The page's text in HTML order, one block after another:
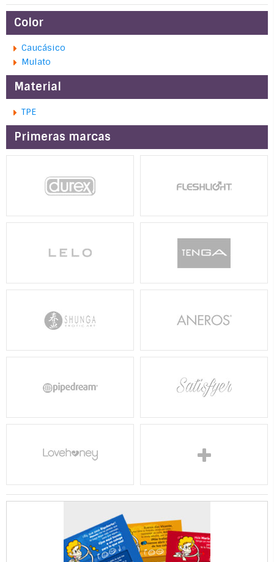
Color
Caucásico
Mulato
Material
TPE
Primeras marcas